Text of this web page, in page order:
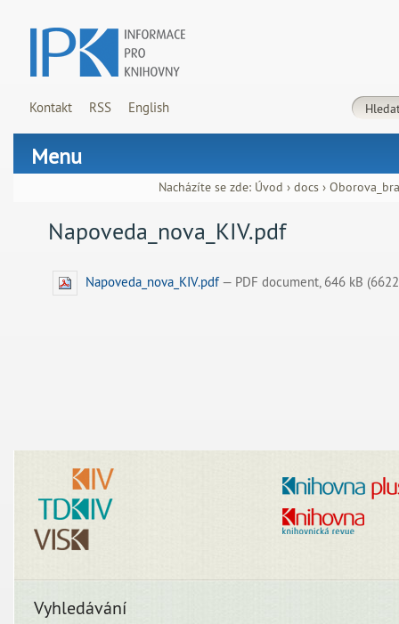
Kontakt RSS English
Menu
Nacházíte se zde: Úvod › docs ›
Napoveda_nova_KIV.pdf
Napoveda_nova_KIV.pdf— PDF document, 646 kB
Vyhledávání